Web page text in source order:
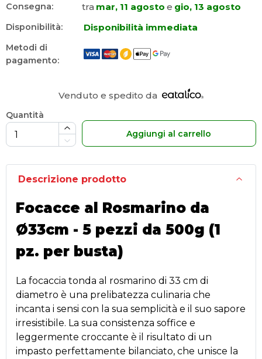
Consegna:
tra mar, 11 agosto e gio, 13 agosto
Disponibilità: Disponibilità immediata
Metodi di
pagamento:
Venduto e spedito da
Quantità
Aggiungi al carrello
Descrizione prodotto
Focacce al Rosmarino da
Ø33cm - 5 pezzi da 500g (1
pz. per busta)
La focaccia tonda al rosmarino di 33 cm di
diametro è una prelibatezza culinaria che
incanta i sensi con la sua semplicità e il suo sapore
irresistibile. La sua consistenza soffice e
leggermente croccante è il risultato di un
impasto perfettamente bilanciato, che unisce la